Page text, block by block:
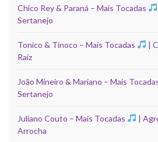
Chico Rey & Paraná – Mais Tocadas
Sertanejo
Tonico & Tinoco – Mais Tocadas
|
Raiz
João Mineiro & Mariano – Mais
Sertanejo
Juliano Couto – Mais Tocadas
|
Arrocha